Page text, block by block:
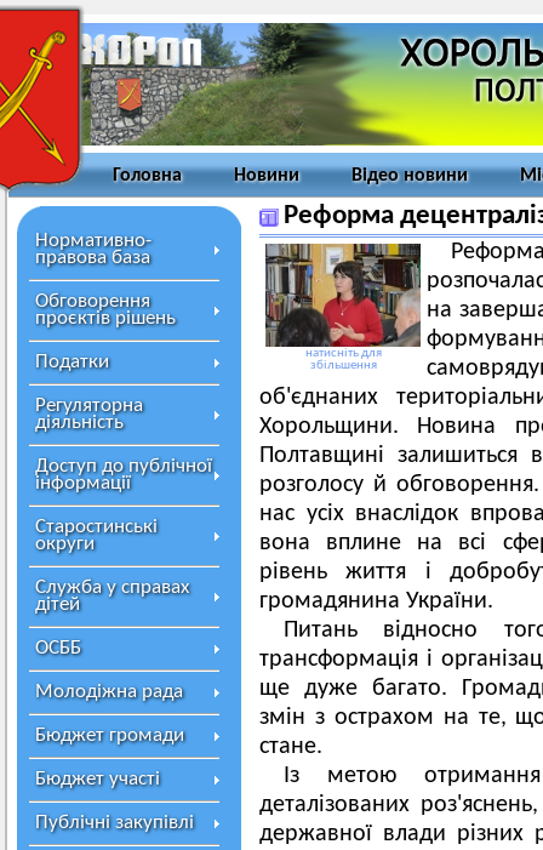
Головна Новини Відео новини
Нормативно-
правова база
Обговорення
проєктів рішень
Податки
Регуляторна
діяльність
Доступ до публічної
інформації
Старостинські
округи
Служба у справах
дітей
ОСББ
Молодіжна рада
Бюджет громади
Бюджет участі
Публічні закупівлі
Реформа
натисніть для
збільшення
на
об'єднаних
Хорольщини. Новина
Полтавщині залишиться
розголосу й
нас усіх внаслідок
вона вплине на всі
рівень життя і
громадянина України.
Питань відносно
трансформація і
ще дуже багато.
змін з острахом на те,
стане.
Із метою отримання
деталізованих
державної влади різних